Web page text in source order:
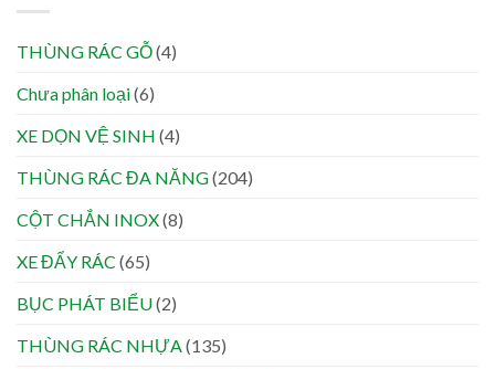
THÙNG RÁC GỖ(4)
Chưa phân loại(6)
XE DỌN VỆ SINH (4)
THÙNG RÁC ĐA NĂNG(204)
CỘT CHẮN INOX(8)
XE ĐẨY RÁC (65)
BỤC PHÁT BIỂU(2)
THÙNG RÁC NHỰA (135)